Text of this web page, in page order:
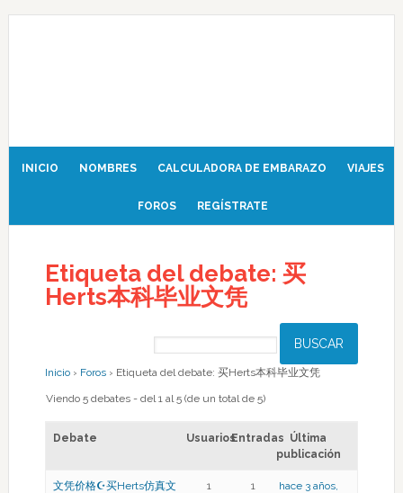
INICIO NOMBRES CALCULADORA DE EMBARAZO VIAJES
FOROS REGÍSTRATE
Etiqueta del debate: 买
Herts本科毕业文凭
Inicio › Foros › Etiqueta del debate: 买Herts本科毕业文凭
Viendo 5 debates - del 1 al 5 (de un total de 5)
Debate UsuariosEntradas Última
publicación
文凭价格☪买Herts仿真文
1 1
hace 3 años,